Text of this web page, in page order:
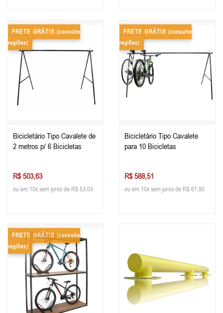
FRETE GRÁTIS (consulte
regiões)
Bicicletário Tipo Cavalete de
2 metros p/ 6 Bicicletas
R$ 503,63
ou em 10x sem juros de R$ 53,03
FRETE GRÁTIS (consulte
regiões)
Bicicletário Tipo Cavalete
para 10 Bicicletas
R$ 588,51
ou em 10x sem juros de R$ 61,95
FRETE GRÁTIS (consulte
regiões)